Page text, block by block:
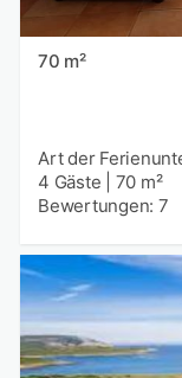
70 m²
Art der
4 Gäste
70 m²
Bewertungen: 7